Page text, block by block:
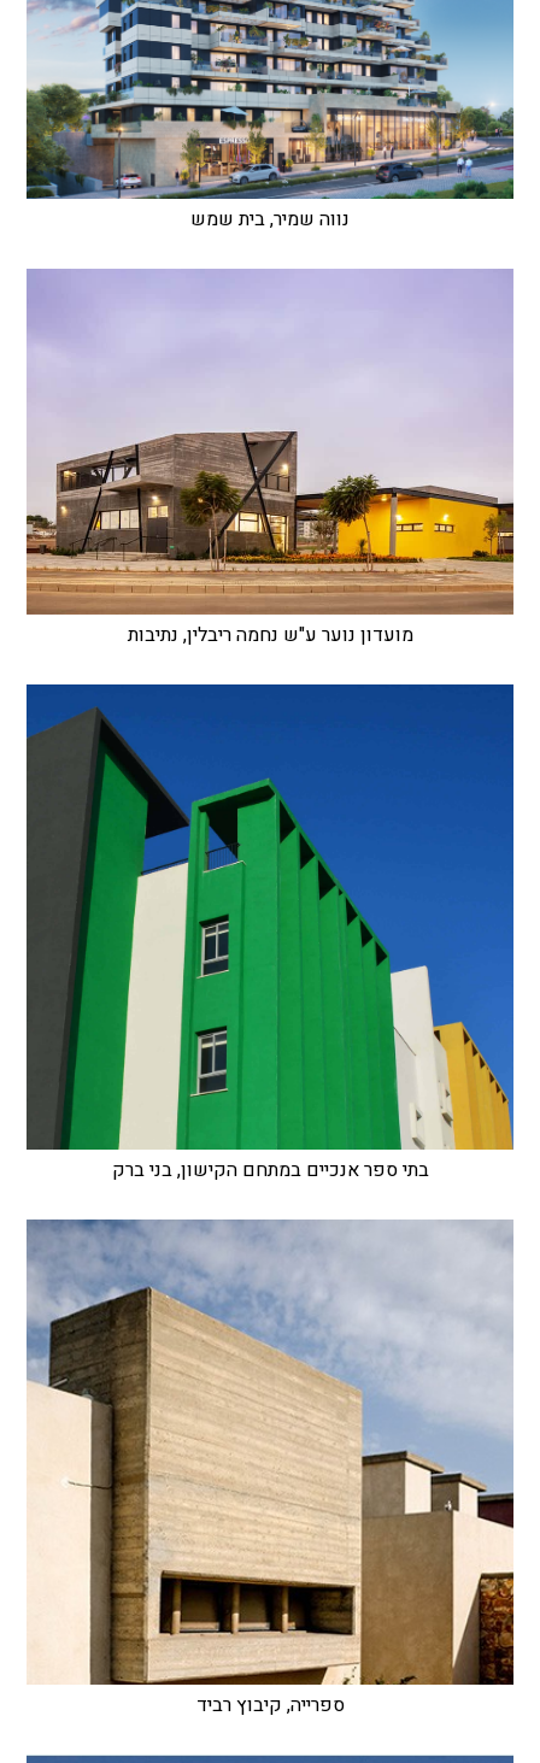
נווה שמיר, בית שמש
מועדון נוער ע"ש נחמה ריבלין, נתיבות
בתי ספר אנכיים במתחם הקישון, בני ברק
ספרייה, קיבוץ רביד